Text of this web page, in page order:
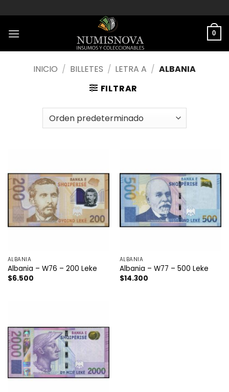
al
contenido
0
INICIO / BILLETES / LETRA A / ALBANIA
FILTRAR
ALBANIA
Albania – W76 – 200 Leke
$6.500
ALBANIA
Albania – W77 – 500 Leke
$14.300